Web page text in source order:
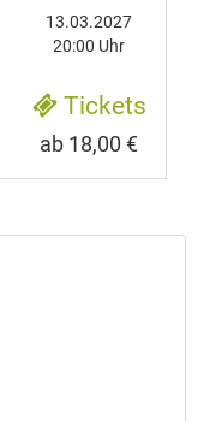
13.03.2027
20:00 Uhr
Tickets
ab 18,00 €